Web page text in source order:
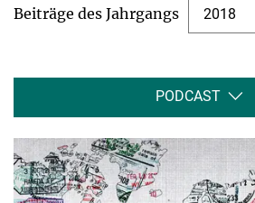
Beiträge des Jahrgangs 2018
PODCAST